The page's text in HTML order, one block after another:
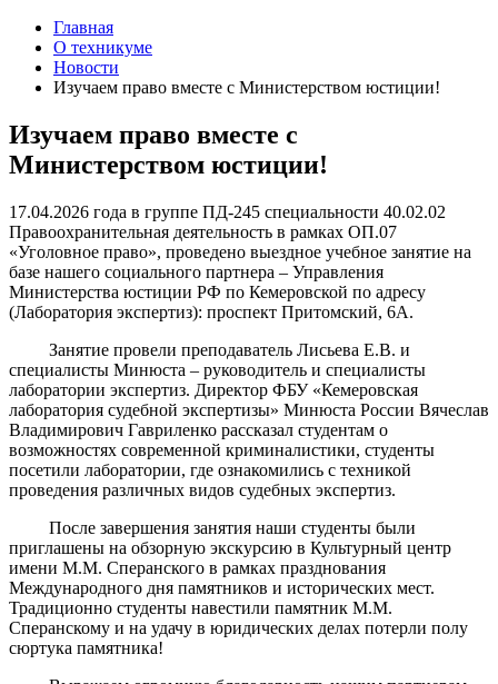
Главная
О техникуме
Новости
Изучаем право вместе с Министерством юстиции!
Изучаем право вместе с
Министерством юстиции!
17.04.2026 года в группе ПД-245 специальности 40.02.02
Правоохранительная деятельность в рамках ОП.07
«Уголовное право», проведено выездное учебное занятие на
базе нашего социального партнера – Управления
Министерства юстиции РФ по Кемеровской по адресу
(Лаборатория экспертиз): проспект Притомский, 6А.
Занятие провели преподаватель Лисьева Е.В. и
специалисты Минюста – руководитель и специалисты
лаборатории экспертиз. Директор ФБУ «Кемеровская
лаборатория судебной экспертизы» Минюста России Вячеслав
Владимирович Гавриленко рассказал студентам о
возможностях современной криминалистики, студенты
посетили лаборатории, где ознакомились с техникой
проведения различных видов судебных экспертиз.
После завершения занятия наши студенты были
приглашены на обзорную экскурсию в Культурный центр
имени М.М. Сперанского в рамках празднования
Международного дня памятников и исторических мест.
Традиционно студенты навестили памятник М.М.
Сперанскому и на удачу в юридических делах потерли полу
сюртука памятника!